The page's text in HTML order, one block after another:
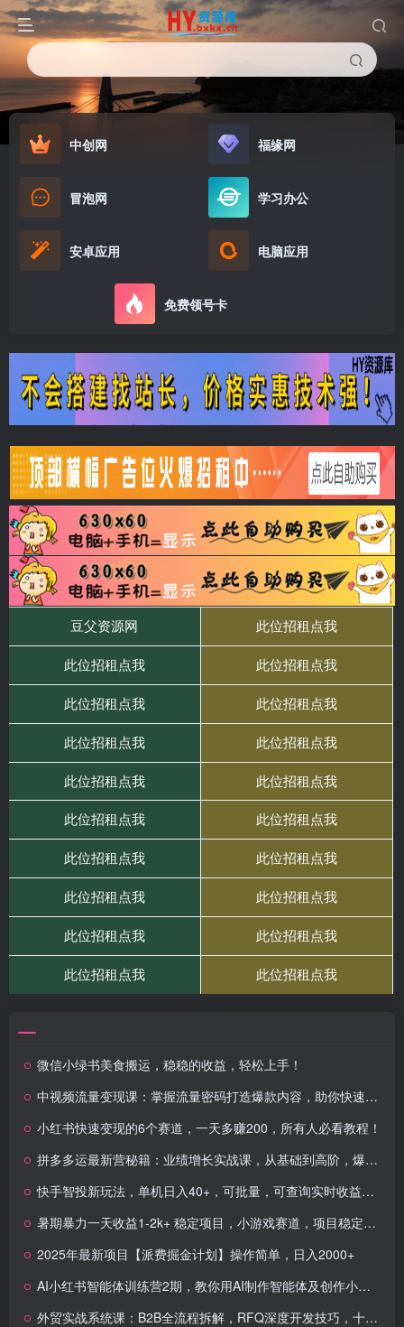
中创网 福缘网
冒泡网 学习办公
安卓应用 电脑应用
免费领号卡
微信小绿书美食搬运，稳稳的收益，轻松上手！
中视频流量变现课：掌握流量密码打造爆款内容，助你快速变现副业增收
小红书快速变现的6个赛道，一天多赚200，所有人必看教程！
拼多多运最新营秘籍：业绩增长实战课，从基础到高阶，爆款打造与高效推广
快手智投新玩法，单机日入40+，可批量，可查询实时收益，收益日结24小…
暑期暴力一天收益1-2k+ 稳定项目，小游戏赛道，项目稳定，上手快，门槛低
2025年最新项目【派费掘金计划】操作简单，日入2000+
AI小红书智能体训练营2期，教你用AI制作智能体及创作小红书虚拟产品，打造个人月入3W+副业
外贸实战系统课：B2B全流程拆解，RFQ深度开发技巧，十大案例策略解析